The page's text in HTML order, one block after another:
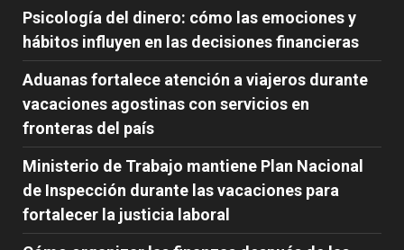
Psicología del dinero: cómo las emociones y
hábitos influyen en las decisiones financieras
Aduanas fortalece atención a viajeros durante
vacaciones agostinas con servicios en
fronteras del país
Ministerio de Trabajo mantiene Plan Nacional
de Inspección durante las vacaciones para
fortalecer la justicia laboral